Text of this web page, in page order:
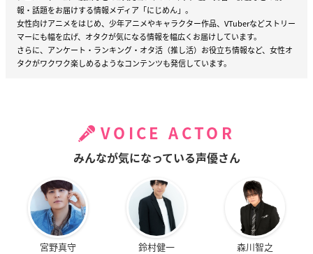
報・話題をお届けする情報メディア「にじめん」。
女性向けアニメをはじめ、少年アニメやキャラクター作品、VTuberなどストリー
マーにも幅を広げ、オタクが気になる情報を幅広くお届けしています。
さらに、アンケート・ランキング・オタ活（推し活）お役立ち情報など、女性オ
タクがワクワク楽しめるようなコンテンツも発信しています。
VOICE ACTOR
みんなが気になっている声優さん
宮野真守 鈴村健一 森川智之